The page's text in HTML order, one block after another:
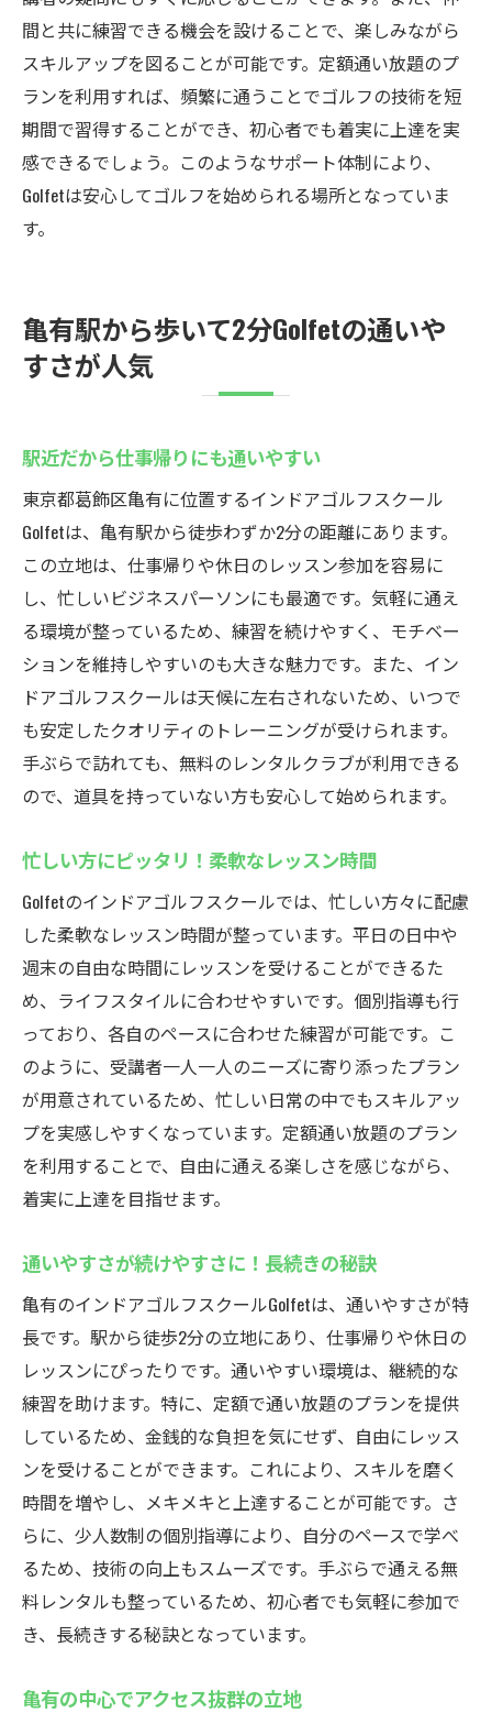
間と共に練習できる機会を設けることで、楽しみながら
スキルアップを図ることが可能です。定額通い放題のプ
ランを利用すれば、頻繁に通うことでゴルフの技術を短
期間で習得することができ、初心者でも着実に上達を実
感できるでしょう。このようなサポート体制により、
Golfetは安心してゴルフを始められる場所となっていま
す。
亀有駅から歩いて2分Golfetの通いや
すさが人気
駅近だから仕事帰りにも通いやすい
東京都葛飾区亀有に位置するインドアゴルフスクール
Golfetは、亀有駅から徒歩わずか2分の距離にあります。
この立地は、仕事帰りや休日のレッスン参加を容易に
し、忙しいビジネスパーソンにも最適です。気軽に通え
る環境が整っているため、練習を続けやすく、モチベー
ションを維持しやすいのも大きな魅力です。また、イン
ドアゴルフスクールは天候に左右されないため、いつで
も安定したクオリティのトレーニングが受けられます。
手ぶらで訪れても、無料のレンタルクラブが利用できる
ので、道具を持っていない方も安心して始められます。
忙しい方にピッタリ！柔軟なレッスン時間
Golfetのインドアゴルフスクールでは、忙しい方々に配慮
した柔軟なレッスン時間が整っています。平日の日中や
週末の自由な時間にレッスンを受けることができるた
め、ライフスタイルに合わせやすいです。個別指導も行
っており、各自のペースに合わせた練習が可能です。こ
のように、受講者一人一人のニーズに寄り添ったプラン
が用意されているため、忙しい日常の中でもスキルアッ
プを実感しやすくなっています。定額通い放題のプラン
を利用することで、自由に通える楽しさを感じながら、
着実に上達を目指せます。
通いやすさが続けやすさに！長続きの秘訣
亀有のインドアゴルフスクールGolfetは、通いやすさが特
長です。駅から徒歩2分の立地にあり、仕事帰りや休日の
レッスンにぴったりです。通いやすい環境は、継続的な
練習を助けます。特に、定額で通い放題のプランを提供
しているため、金銭的な負担を気にせず、自由にレッス
ンを受けることができます。これにより、スキルを磨く
時間を増やし、メキメキと上達することが可能です。さ
らに、少人数制の個別指導により、自分のペースで学べ
るため、技術の向上もスムーズです。手ぶらで通える無
料レンタルも整っているため、初心者でも気軽に参加で
き、長続きする秘訣となっています。
亀有の中心でアクセス抜群の立地